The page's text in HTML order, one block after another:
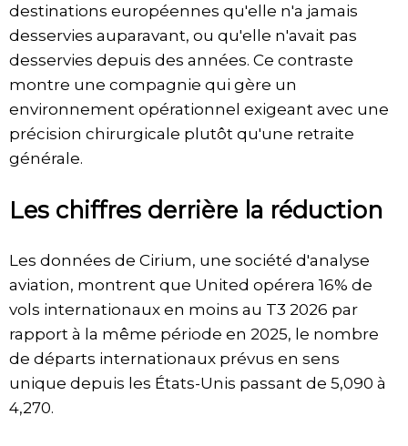
destinations européennes qu'elle n'a jamais
desservies auparavant, ou qu'elle n'avait pas
desservies depuis des années. Ce contraste
montre une compagnie qui gère un
environnement opérationnel exigeant avec une
précision chirurgicale plutôt qu'une retraite
générale.
Les chiffres derrière la réduction
Les données de Cirium, une société d'analyse
aviation, montrent que United opérera 16% de
vols internationaux en moins au T3 2026 par
rapport à la même période en 2025, le nombre
de départs internationaux prévus en sens
unique depuis les États-Unis passant de 5,090 à
4,270.